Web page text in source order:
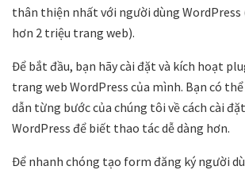
thân thiện nhất với người dùng WordPress
hơn 2 triệu trang web).
Để bắt đầu, bạn hãy cài đặt và kích hoạt
trang web WordPress của mình. Bạn có
dẫn từng bước của chúng tôi về cách cài
WordPress để biết thao tác dễ dàng hơn.
Để nhanh chóng tạo form đăng ký người